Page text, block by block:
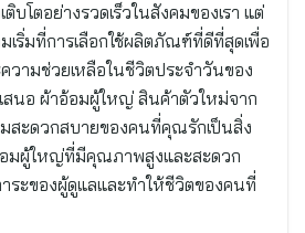
บโตอย่างรวดเร็วในสังคมของเรา แต่
เริ่มที่การเลือกใช้ผลิตภัณฑ์ที่ดีที่สุดเพื่อ
วามช่วยเหลือในชีวิตประจำวันของ
สนอ ผ้าอ้อมผู้ใหญ่ สินค้าตัวใหม่จาก
สะดวกสบายของคนที่คุณรักเป็นสิ่ง
อมผู้ใหญ่ที่มีคุณภาพสูงและสะดวก
ระของผู้ดูแลและทำให้ชีวิตของคนที่